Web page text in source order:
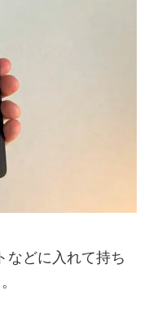
などに入れて持ち